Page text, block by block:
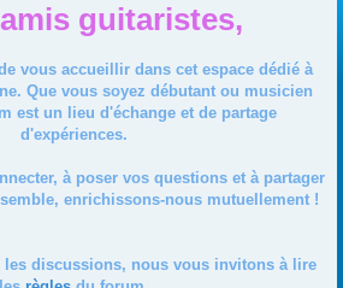
guitaristes,
vous accueillir dans cet espace dédié à
Que vous soyez débutant ou musicien
est un lieu d'échange et de partage
d'expériences.
à poser vos questions et à partager
enrichissons-nous mutuellement !
les discussions, nous vous invitons à lire